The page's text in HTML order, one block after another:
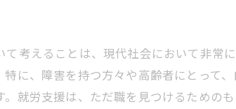
考えることは、現代社会において非常
に、障害を持つ方々や高齢者にとって
就労支援は、ただ職を見つけるための